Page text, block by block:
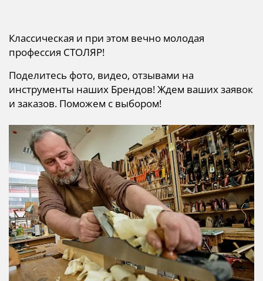
Классическая и при этом вечно молодая
профессия СТОЛЯР!
Поделитесь фото, видео, отзывами на
инструменты наших Брендов! Ждем ваших заявок
и заказов. Поможем с выбором!